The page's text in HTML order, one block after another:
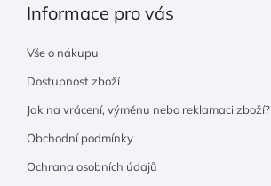
Informace pro vás
Vše o nákupu
Dostupnost zboží
Jak na vrácení, výměnu nebo reklamaci zboží?
Obchodní podmínky
Ochrana osobních údajů